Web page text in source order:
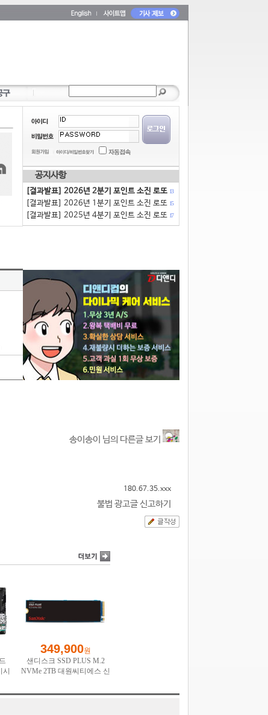
공지사항
[결과발표] 2026년 2분기 포인트 소진 로또 13
[결과발표] 2026년 1분기 포인트 소진 로또 15
[결과발표] 2025년 4분기 포인트 소진 로또 17
송이송이 님의 다른글 보기
180.67.35.xxx
불법 광고글 신고하기